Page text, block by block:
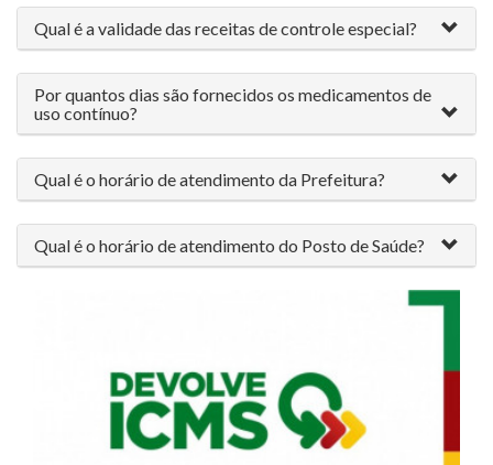
Qual é a validade das receitas de controle especial?
Por quantos dias são fornecidos os medicamentos de
uso contínuo?
Qual é o horário de atendimento da Prefeitura?
Qual é o horário de atendimento do Posto de Saúde?